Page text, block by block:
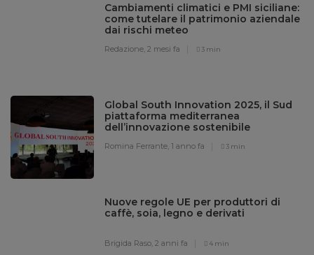
Cambiamenti climatici e PMI siciliane:
come tutelare il patrimonio aziendale
dai rischi meteo
Redazione,2 mesi fa 3 min
Global South Innovation 2025, il Sud
piattaforma mediterranea
dell’innovazione sostenibile
Romina Ferrante,1 anno fa 3 min
Nuove regole UE per produttori di
caffè, soia, legno e derivati
Brigida Raso,2 anni fa 4 min